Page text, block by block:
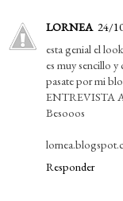
LORNEA 24/
esta genial el
es muy sencillo y
pasate por mi
ENTREVISTA
Besooos
Responder